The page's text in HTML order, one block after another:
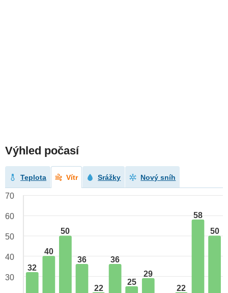
Výhled počasí
Teplota Vítr Srážky Nový sníh
32
40
50
36
22
36
25
29
22
58
50
70
60
50
40
30